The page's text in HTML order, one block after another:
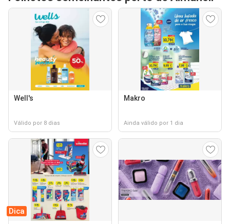
Well's
Válido por 8 dias
Makro
Ainda válido por 1 dia
Dica